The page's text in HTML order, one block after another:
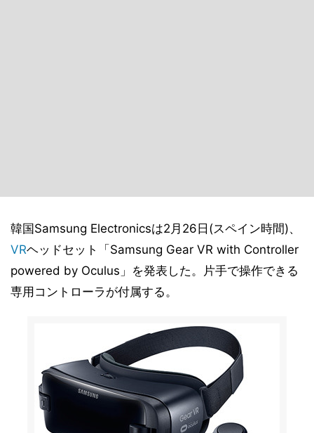
韓国Samsung Electronicsは2月26日(スペイン時間)、
VRヘッドセット「Samsung Gear VR with Controller
powered by Oculus」を発表した。片手で操作できる
専用コントローラが付属する。